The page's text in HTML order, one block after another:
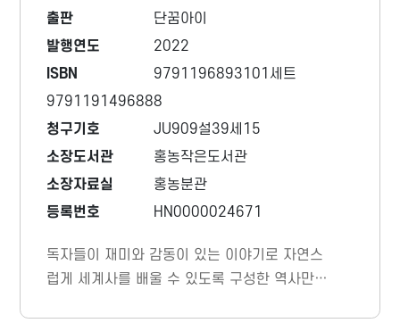
출판
단꿈아이
발행연도
2022
ISBN
9791196893101세트
9791191496888
청구기호
JU909설39세15
소장도서관
홍농작은도서관
소장자료실
홍농분관
등록번호
HN0000024671
독자들이 재미와 감동이 있는 이야기로 자연스
럽게 세계사를 배울 수 있도록 구성한 역사만화